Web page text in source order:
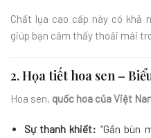
Chất lụa cao cấp này có khả
giúp bạn cảm thấy thoải mái
2. Họa tiết hoa sen –
Hoa sen, quốc hoa của Việt
Sự thanh khiết: “Gần bùn